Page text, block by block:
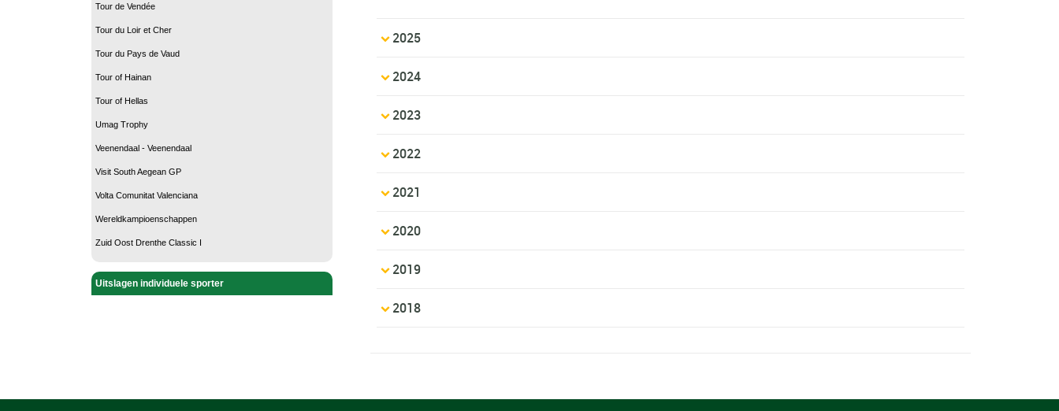
Tour de Vendée
Tour du Loir et Cher
Tour du Pays de Vaud
Tour of Hainan
Tour of Hellas
Umag Trophy
Veenendaal - Veenendaal
Visit South Aegean GP
Volta Comunitat Valenciana
Wereldkampioenschappen
Zuid Oost Drenthe Classic I
Uitslagen individuele sporter
2025
2024
2023
2022
2021
2020
2019
2018